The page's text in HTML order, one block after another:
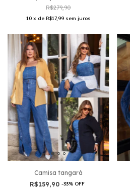
R$279,90
10 x de R$17,99 sem juros
Camisa tangará
R$159,90-33% OFF